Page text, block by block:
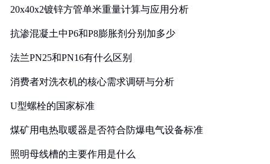
20x40x2镀锌方管单米重量计算与应用分析
抗渗混凝土中P6和P8膨胀剂分别加多少
法兰PN25和PN16有什么区别
消费者对洗衣机的核心需求调研与分析
U型螺栓的国家标准
煤矿用电热取暖器是否符合防爆电气设备标准
照明母线槽的主要作用是什么